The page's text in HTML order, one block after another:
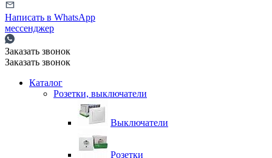
Написать в WhatsApp
мессенджер
Заказать звонок
Заказать звонок
Каталог
Розетки, выключатели
Выключатели
Розетки